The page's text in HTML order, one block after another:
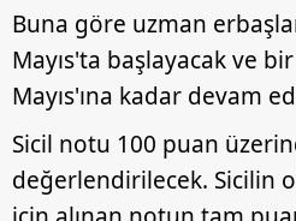
Buna göre uzman
Mayıs'ta başlayacak ve
Mayıs'ına kadar devam
Sicil notu 100 puan
değerlendirilecek. Sicilin